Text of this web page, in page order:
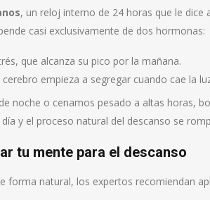
, un reloj interno de 24 horas que le dice
casi exclusivamente de dos hormonas:
que alcanza su pico por la mañana.
empieza a segregar cuando cae la
noche o cenamos pesado a altas horas,
y el proceso natural del descanso se
tu mente para el descanso
forma natural, los expertos recomiendan